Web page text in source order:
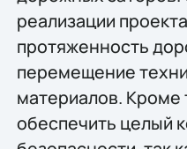
реализации
протяженность
перемещение
материалов. Кроме
обеспечить целый